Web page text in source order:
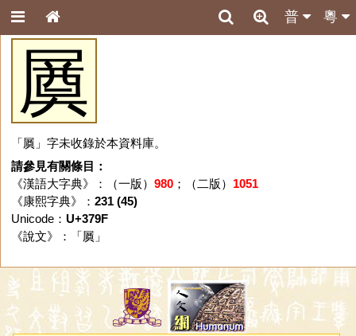
粵
普
㞟
「㞟」字未收錄於本資料庫。
請參見有關條目：
《漢語大字典》：（一版） 980；（二版） 1051
《康熙字典》： 231 (45)
Unicode： U+379F
《說文》：「 㞟」